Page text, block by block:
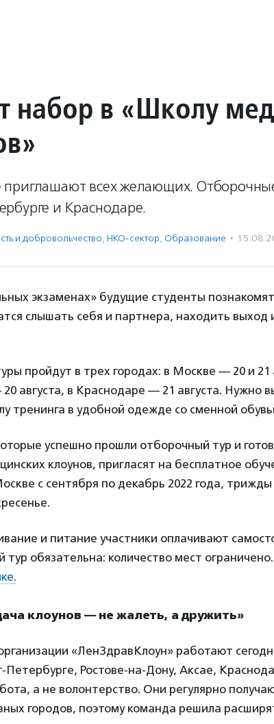
набор в «Школу
приглашают всех желающих.
и Краснодаре.
и доброволь­чест­во, НКО-сектор, Образование ·
экзаменах» будущие студенты
слышать себя и партнера, находить выход
пройдут в трех городах: в Москве — 20 и 21
августа, в Краснодаре — 21 августа. Нужно
тренинга в удобной одежде со сменной
успешно прошли отборочный тур и
клоунов, пригласят на бесплатное
с сентября по декабрь 2022 года,
и питание участники оплачивают
тур обязательна: количество мест
клоунов — не жалеть, а дружить»
«ЛенЗдравКлоун» работают
Петербурге, Ростове-на-Дону, Аксае,
а не волонтерство. Они регулярно
городов, поэтому команда решила